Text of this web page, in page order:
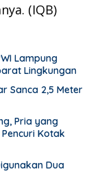
(IQB)
Lampung
Lingkungan
Sanca 2,5 Meter
Pria yang
Kotak
Dua